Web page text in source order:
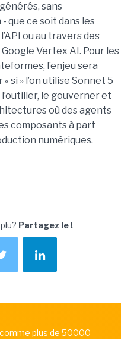
sans
que ce soit dans les
ou au travers des
Vertex AI. Pour les
l’enjeu sera
si » l’on utilise Sonnet 5
le gouverner et
où des agents
composants à part
numériques.
Partagez le !
plus de 50000